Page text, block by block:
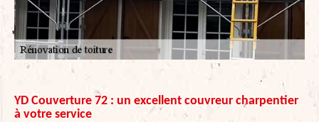
YD Couverture 72 : un excellent couvreur charpentier
à votre service